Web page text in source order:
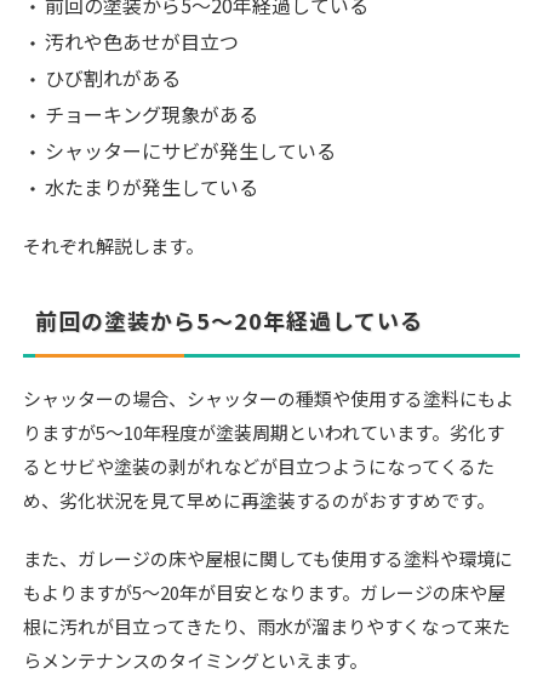
汚れや色あせが目立つ
ひび割れがある
チョーキング現象がある
シャッターにサビが発生している
水たまりが発生している
それぞれ解説します。
前回の塗装から5〜20年経過している
シャッターの場合、シャッターの種類や使用する塗料にもよ
りますが5〜10年程度が塗装周期といわれています。劣化す
るとサビや塗装の剥がれなどが目立つようになってくるた
め、劣化状況を見て早めに再塗装するのがおすすめです。
また、ガレージの床や屋根に関しても使用する塗料や環境に
もよりますが5〜20年が目安となります。ガレージの床や屋
根に汚れが目立ってきたり、雨水が溜まりやすくなって来た
らメンテナンスのタイミングといえます。